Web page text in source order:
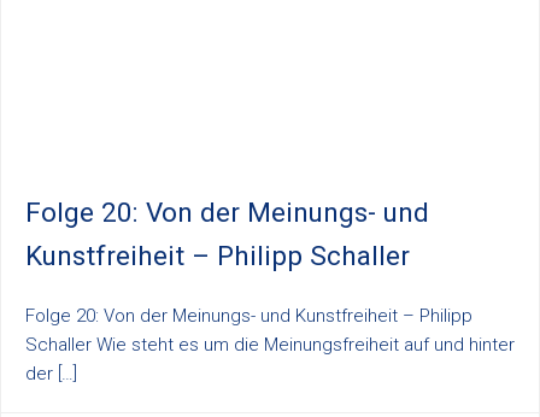
Folge 20: Von der Meinungs- und
Kunstfreiheit – Philipp Schaller
Folge 20: Von der Meinungs- und Kunstfreiheit – Philipp
Schaller Wie steht es um die Meinungsfreiheit auf und hinter
der […]